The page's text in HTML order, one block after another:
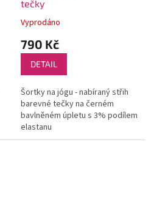
tečky
Vyprodáno
790 Kč
DETAIL
Šortky na jógu - nabíraný střih
barevné tečky na černém
bavlněném úpletu s 3% podílem
elastanu